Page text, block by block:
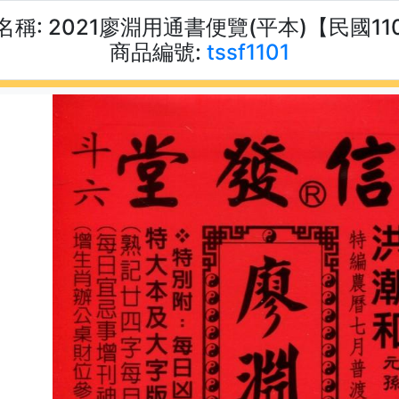
稱: 2021廖淵用通書便覽(平本)【民國
商品編號: tssf1101